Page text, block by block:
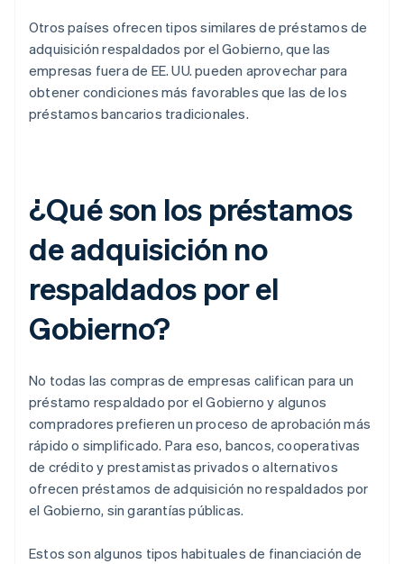
Otros países ofrecen tipos similares de préstamos de
adquisición respaldados por el Gobierno, que las
empresas fuera de EE. UU. pueden aprovechar para
obtener condiciones más favorables que las de los
préstamos bancarios tradicionales.
¿Qué son los préstamos
de adquisición no
respaldados por el
Gobierno?
No todas las compras de empresas califican para un
préstamo respaldado por el Gobierno y algunos
compradores prefieren un proceso de aprobación más
rápido o simplificado. Para eso, bancos, cooperativas
de crédito y prestamistas privados o alternativos
ofrecen préstamos de adquisición no respaldados por
el Gobierno, sin garantías públicas.
Estos son algunos tipos habituales de financiación de